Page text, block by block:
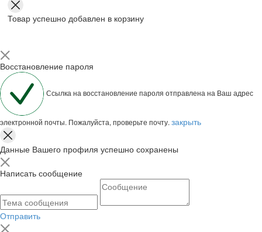
Товар успешно добавлен в корзину
Восстановление пароля
Ссылка на восстановление пароля отправлена на Ваш адрес
электронной почты. Пожалуйста, проверьте почту. закрыть
Данные Вашего профиля успешно сохранены
Написать сообщение
Отправить